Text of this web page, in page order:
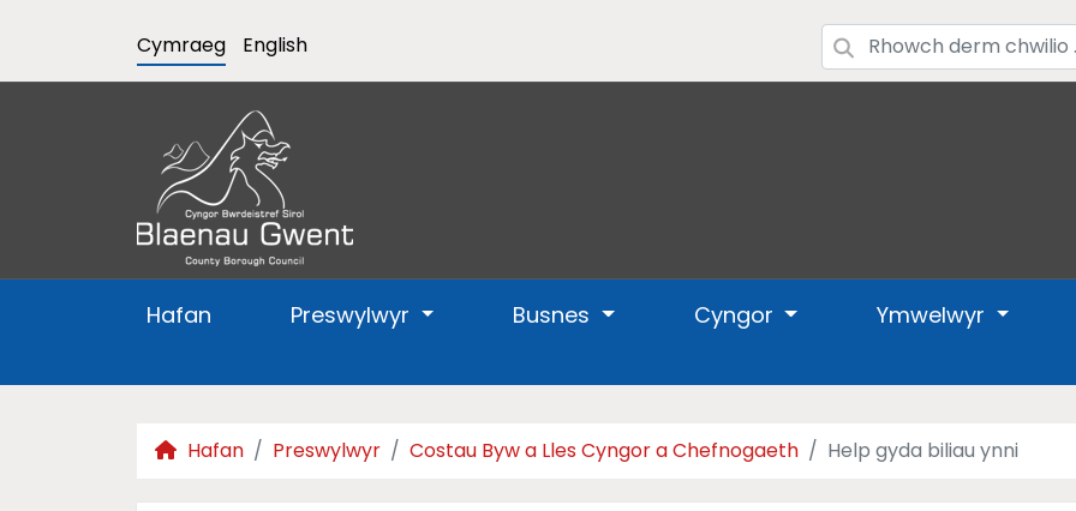
Cymraeg English
Hafan Preswylwyr Busnes Cyngor Ymwelwyr
Hafan Preswylwyr Costau Byw a Lles Cyngor a Chefnogaeth Help gyda biliau ynni